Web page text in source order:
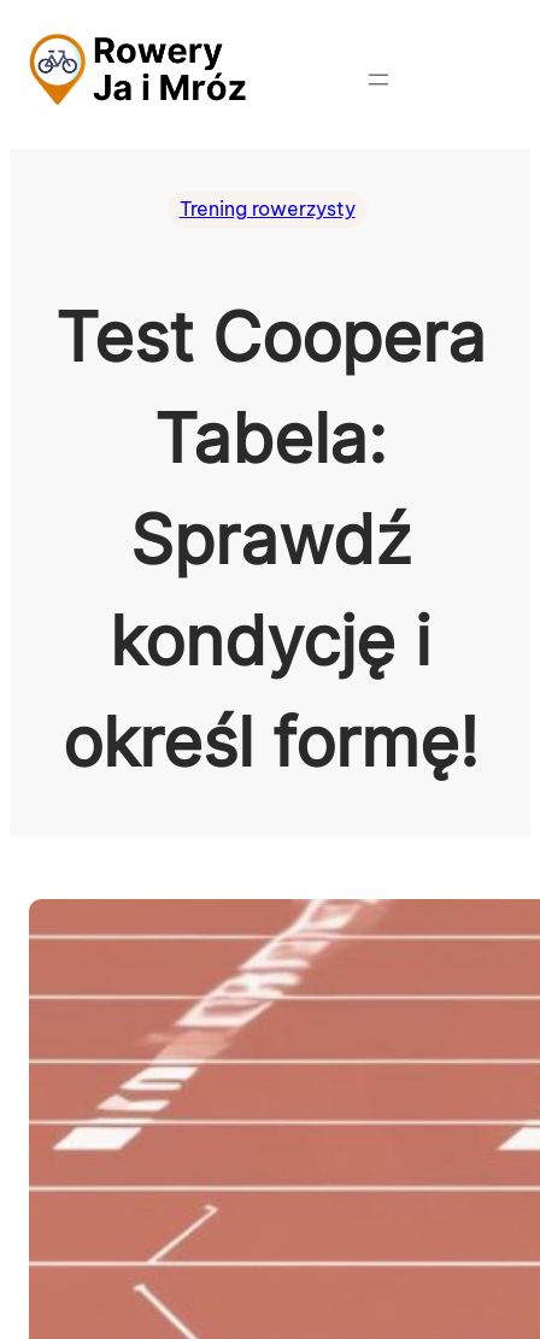
do
treści
Trening rowerzysty
Test Coopera
Tabela:
Sprawdź
kondycję i
określ formę!